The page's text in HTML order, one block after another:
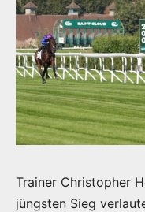
Trainer Christopher
jüngsten Sieg